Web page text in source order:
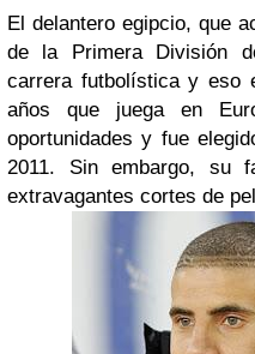
El delantero egipcio, que
de la Primera División
carrera futbolística y eso
años que juega en
oportunidades y fue
2011. Sin embargo, su
extravagantes cortes de